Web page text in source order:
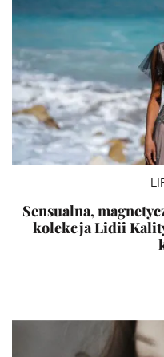
Sensualna,
kolekcja Lidii